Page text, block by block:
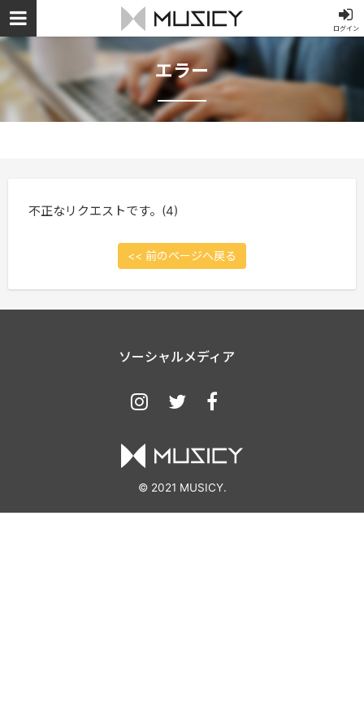
ログイン
エラー
不正なリクエストです。(4)
<< 前のページへ戻る
ソーシャルメディア
© 2021 MUSICY.